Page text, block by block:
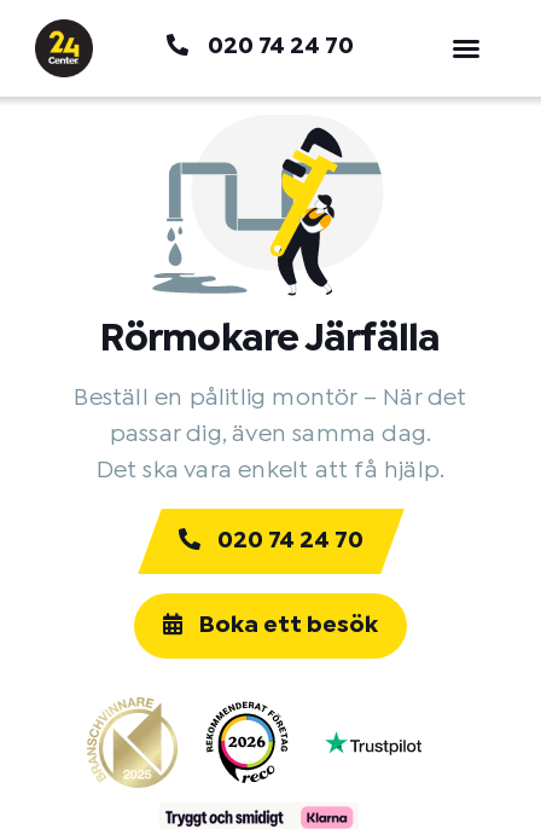
innehåll
020 74 24 70
Rörmokare Järfälla
Beställ en pålitlig montör – När det
passar dig, även samma dag.
Det ska vara enkelt att få hjälp.
020 74 24 70
Boka ett besök